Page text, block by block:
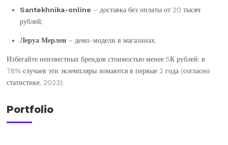
Santekhnika-online – доставка без оплаты от 20 тысяч
рублей;
Леруа Мерлен – демо-модели в магазинах.
Избегайте неизвестных брендов стоимостью менее 5К рублей: в
78% случаев эти экземпляры ломаются в первые 2 года (согласно
статистике, 2023).
Portfolio